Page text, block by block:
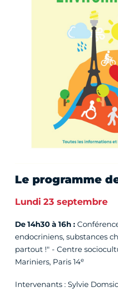
Le programme
Lundi 23 septembre
De 14h30 à 16h :
endocriniens, substances
partout !" - Centre
Mariniers, Paris 14e
Intervenants : Sylvie